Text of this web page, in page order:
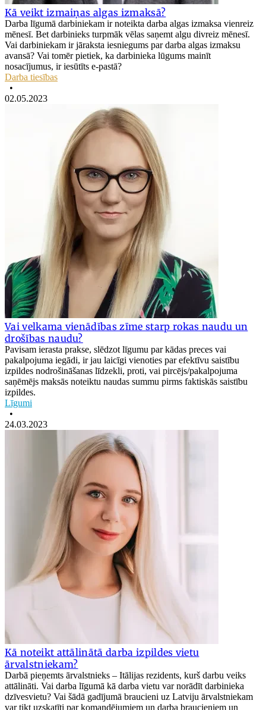
Kā veikt izmaiņas algas izmaksā?
Darba līgumā darbiniekam ir noteikta darba algas izmaksa vienreiz
mēnesī. Bet darbinieks turpmāk vēlas saņemt algu divreiz mēnesī.
Vai darbiniekam ir jāraksta iesniegums par darba algas izmaksu
avansā? Vai tomēr pietiek, ka darbinieka lūgums mainīt
nosacījumus, ir iesūtīts e-pastā?
Darba tiesības
•
02.05.2023
Vai velkama vienādības zīme starp rokas naudu un
drošības naudu?
Pavisam ierasta prakse, slēdzot līgumu par kādas preces vai
pakalpojuma iegādi, ir jau laicīgi vienoties par efektīvu saistību
izpildes nodrošināšanas līdzekli, proti, vai pircējs/pakalpojuma
saņēmējs maksās noteiktu naudas summu pirms faktiskās saistību
izpildes.
Līgumi
•
24.03.2023
Kā noteikt attālinātā darba izpildes vietu
ārvalstniekam?
Darbā pieņemts ārvalstnieks – Itālijas rezidents, kurš darbu veiks
attālināti. Vai darba līgumā kā darba vietu var norādīt darbinieka
dzīvesvietu? Vai šādā gadījumā braucieni uz Latviju ārvalstniekam
var tikt uzskatīti par komandējumiem un darba braucieniem un